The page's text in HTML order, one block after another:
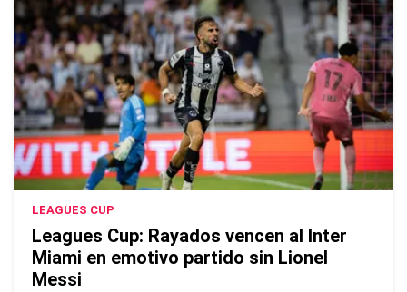
LEAGUES CUP
Leagues Cup: Rayados vencen al Inter
Miami en emotivo partido sin Lionel
Messi